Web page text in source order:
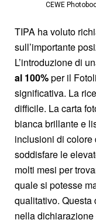
CEWE
TIPA ha voluto
sull’importante
L’introduzione di
al 100%per il
significativa. La
difficile. La carta
bianca brillante e
inclusioni di colore
soddisfare le
molti mesi per
quale si potesse
qualitativo.
nella dichiarazione